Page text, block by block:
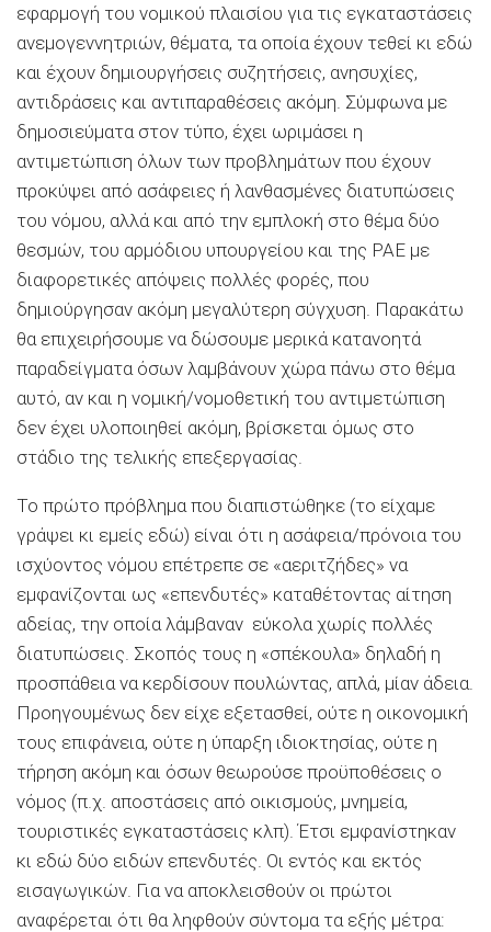
εφαρμογή του νομικού πλαισίου για τις εγκαταστάσεις
ανεμογεννητριών, θέματα, τα οποία έχουν τεθεί κι εδώ
και έχουν δημιουργήσεις συζητήσεις, ανησυχίες,
αντιδράσεις και αντιπαραθέσεις ακόμη. Σύμφωνα με
δημοσιεύματα στον τύπο, έχει ωριμάσει η
αντιμετώπιση όλων των προβλημάτων που έχουν
προκύψει από ασάφειες ή λανθασμένες διατυπώσεις
του νόμου, αλλά και από την εμπλοκή στο θέμα δύο
θεσμών, του αρμόδιου υπουργείου και της ΡΑΕ με
διαφορετικές απόψεις πολλές φορές, που
δημιούργησαν ακόμη μεγαλύτερη σύγχυση. Παρακάτω
θα επιχειρήσουμε να δώσουμε μερικά κατανοητά
παραδείγματα όσων λαμβάνουν χώρα πάνω στο θέμα
αυτό, αν και η νομική/νομοθετική του αντιμετώπιση
δεν έχει υλοποιηθεί ακόμη, βρίσκεται όμως στο
στάδιο της τελικής επεξεργασίας.
Το πρώτο πρόβλημα που διαπιστώθηκε (το είχαμε
γράψει κι εμείς εδώ) είναι ότι η ασάφεια/πρόνοια του
ισχύοντος νόμου επέτρεπε σε «αεριτζήδες» να
εμφανίζονται ως «επενδυτές» καταθέτοντας αίτηση
αδείας, την οποία λάμβαναν εύκολα χωρίς πολλές
διατυπώσεις. Σκοπός τους η «σπέκουλα» δηλαδή η
προσπάθεια να κερδίσουν πουλώντας, απλά, μίαν άδεια.
Προηγουμένως δεν είχε εξετασθεί, ούτε η οικονομική
τους επιφάνεια, ούτε η ύπαρξη ιδιοκτησίας, ούτε η
τήρηση ακόμη και όσων θεωρούσε προϋποθέσεις ο
νόμος (π.χ. αποστάσεις από οικισμούς, μνημεία,
τουριστικές εγκαταστάσεις κλπ). Έτσι εμφανίστηκαν
κι εδώ δύο ειδών επενδυτές. Οι εντός και εκτός
εισαγωγικών. Για να αποκλεισθούν οι πρώτοι
αναφέρεται ότι θα ληφθούν σύντομα τα εξής μέτρα: